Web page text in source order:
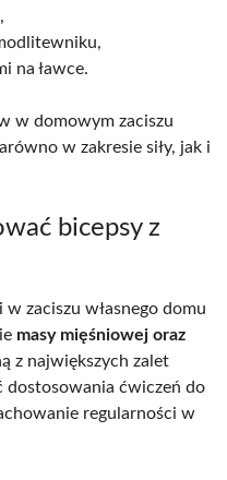
na ławce.
w domowym zaciszu
w zakresie siły, jak i
bicepsy z
zaciszu własnego domu
masy mięśniowej oraz
z największych zalet
dostosowania ćwiczeń do
regularności w